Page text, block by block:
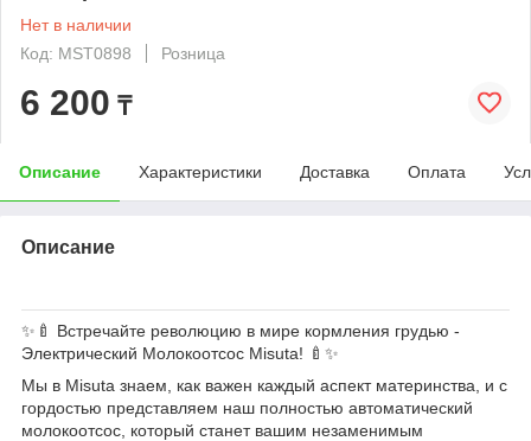
Нет в наличии
Код: MST0898
Розница
6 200 ₸
Описание Характеристики Доставка Оплата
Описание
✨🍼 Встречайте революцию в мире кормления грудью -
Электрический Молокоотсос Misuta! 🍼✨
Мы в Misuta знаем, как важен каждый аспект материнства, и с
гордостью представляем наш полностью автоматический
молокоотсос, который станет вашим незаменимым